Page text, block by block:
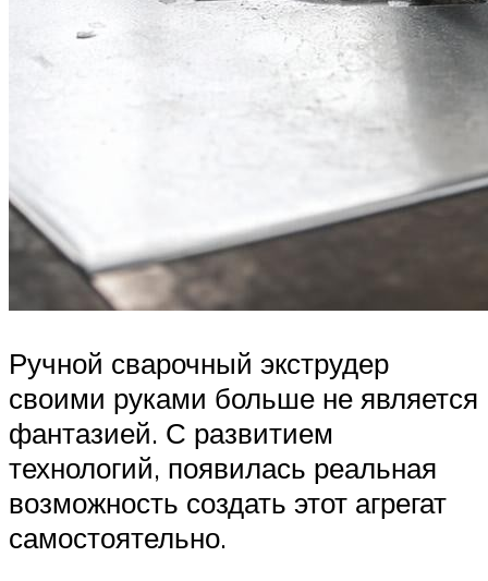
Ручной сварочный экструдер
своими руками больше не является
фантазией. С развитием
технологий, появилась реальная
возможность создать этот агрегат
самостоятельно.